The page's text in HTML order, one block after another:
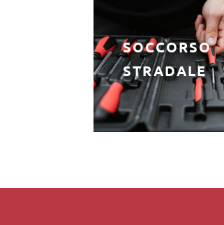
SOCCORSO
STRADALE